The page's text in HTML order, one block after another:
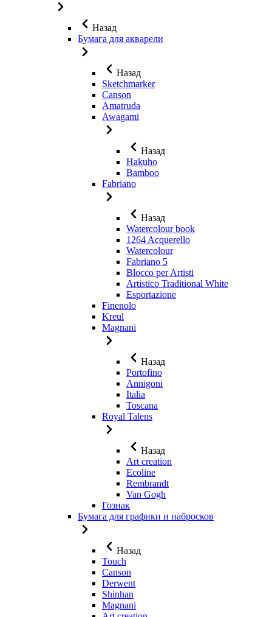
Назад
Бумага для акварели
Назад
Sketchmarker
Canson
Amatruda
Awagami
Назад
Hakuho
Bamboo
Fabriano
Назад
Watercolour book
1264 Acquerello
Watercolour
Fabriano 5
Blocco per Artisti
Artistico Traditional White
Esportazione
Finenolo
Kreul
Magnani
Назад
Portofino
Annigoni
Italia
Toscana
Royal Talens
Назад
Art creation
Ecoline
Rembrandt
Van Gogh
Гознак
Бумага для графики и набросков
Назад
Touch
Canson
Derwent
Shinhan
Magnani